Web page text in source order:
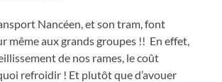
Nancéen, et son tram, font
même aux grands groupes !! En effet,
de nos rames, le coût
refroidir ! Et plutôt que d’avouer